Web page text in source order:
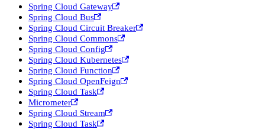
Spring Cloud Gateway
Spring Cloud Bus
Spring Cloud Circuit Breaker
Spring Cloud Commons
Spring Cloud Config
Spring Cloud Kubernetes
Spring Cloud Function
Spring Cloud OpenFeign
Spring Cloud Task
Micrometer
Spring Cloud Stream
Spring Cloud Task